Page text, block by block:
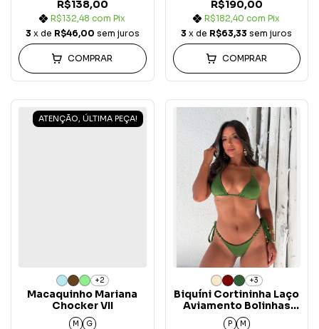
R$138,00
R$132,48com Pix
3 x de R$46,00 sem juros
COMPRAR
R$190,00
R$182,40com Pix
3 x de R$63,33 sem juros
COMPRAR
ATENÇÃO, ÚLTIMA PEÇA!
+2
Macaquinho Mariana
Chocker VII
M G
+3
Biquíni Cortininha Laço
Aviamento Bolinhas
Origem
P M